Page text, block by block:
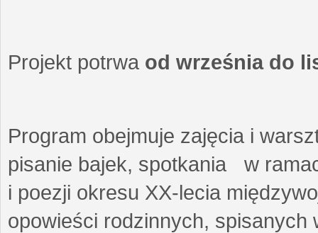
Projekt potrwa od września do
Program obejmuje zajęcia i
pisanie bajek, spotkania w
i poezji okresu XX-lecia
opowieści rodzinnych,